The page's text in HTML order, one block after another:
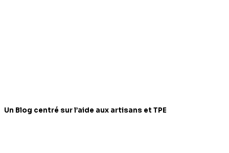
Un Blog centré sur l’aide aux artisans et TPE